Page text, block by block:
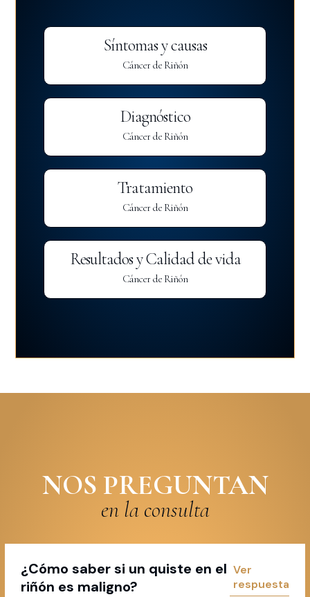
Síntomas y causas
Cáncer de Riñón
Diagnóstico
Cáncer de Riñón
Tratamiento
Cáncer de Riñón
Resultados y Calidad de vida
Cáncer de Riñón
NOS PREGUNTAN
en la consulta
¿Cómo saber si un quiste en el
riñón es maligno?